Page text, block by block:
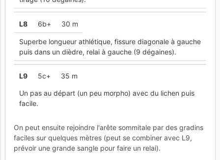
L8 6b+ 30 m
Superbe longueur athlétique, fissure diagonale à gauche
puis dans un dièdre, relai à gauche (9 dégaines).
L9 5c+ 35 m
Un pas au départ (un peu morpho) avec du lichen puis
facile.
On peut ensuite rejoindre l'arête sommitale par des gradins
faciles sur quelques mètres (peut se combiner avec L9,
prévoir une grande sangle pour faire un relai).